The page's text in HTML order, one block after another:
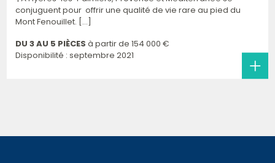
conjuguent pour offrir une qualité de vie rare au pied du
Mont Fenouillet. [...]
DU 3 AU 5 PIÈCES à partir de 154 000 €
Disponibilité : septembre 2021